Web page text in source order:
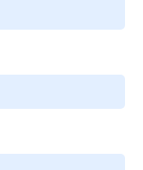
に、柔軟に対応し
支えるサービスを
いきます。